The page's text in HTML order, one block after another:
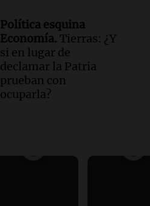
Política esquina
Economía. Tierras: ¿Y
si en lugar de
declamar la Patria
prueban con
ocuparla?